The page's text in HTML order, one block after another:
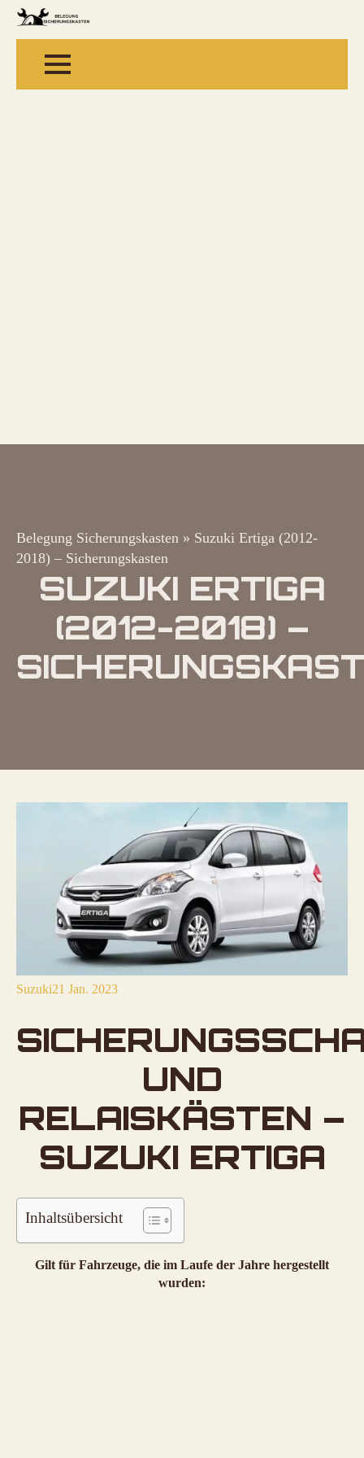
Belegung Sicherungskasten » Suzuki Ertiga (2012-
2018) – Sicherungskasten
SUZUKI ERTIGA
(2012-2018) –
Suzuki21 Jan. 2023
UND
RELAISKÄSTEN –
SUZUKI ERTIGA
Inhaltsübersicht
Gilt für Fahrzeuge, die im Laufe der Jahre hergestellt
wurden: